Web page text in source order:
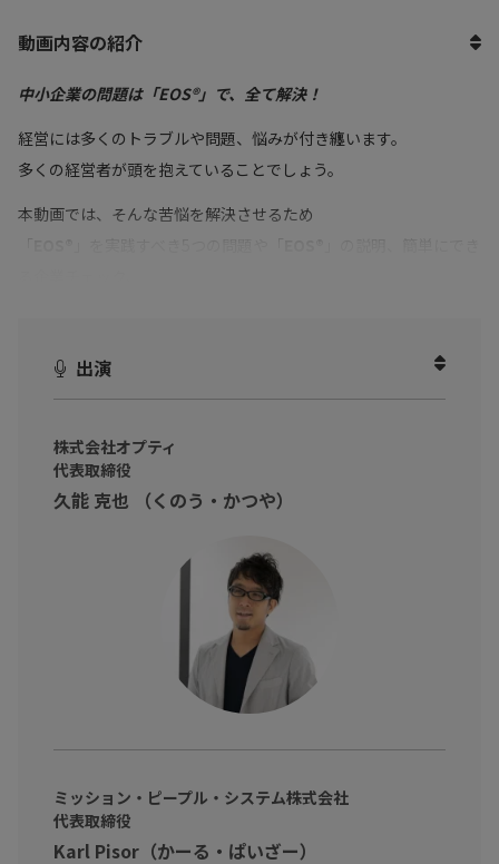
動画内容の紹介
中小企業の問題は「EOS®」で、全て解決！
経営には多くのトラブルや問題、悩みが付き纏います。
多くの経営者が頭を抱えていることでしょう。
本動画では、そんな苦悩を解決させるため
・経営に携わっている方
・経営に興味がある方
そんな方に向けて
らなる発展を目指していきましょう！
出演
株式会社オプティ
代表取締役
久能 克也 （くのう・かつや）
ミッション・ピープル・システム株式会社
代表取締役
Karl Pisor（かーる・ぱいざー）